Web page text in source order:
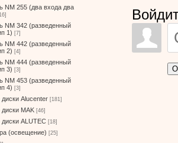
NM 255 (два входа два
NM 342 (разведенный
1) [7]
NM 442 (разведенный
2) [4]
NM 444 (разведенный
3) [3]
NM 453 (разведенный
4) [3]
Alucenter [181]
MAK [46]
ALUTEC [18]
(освещение) [25]